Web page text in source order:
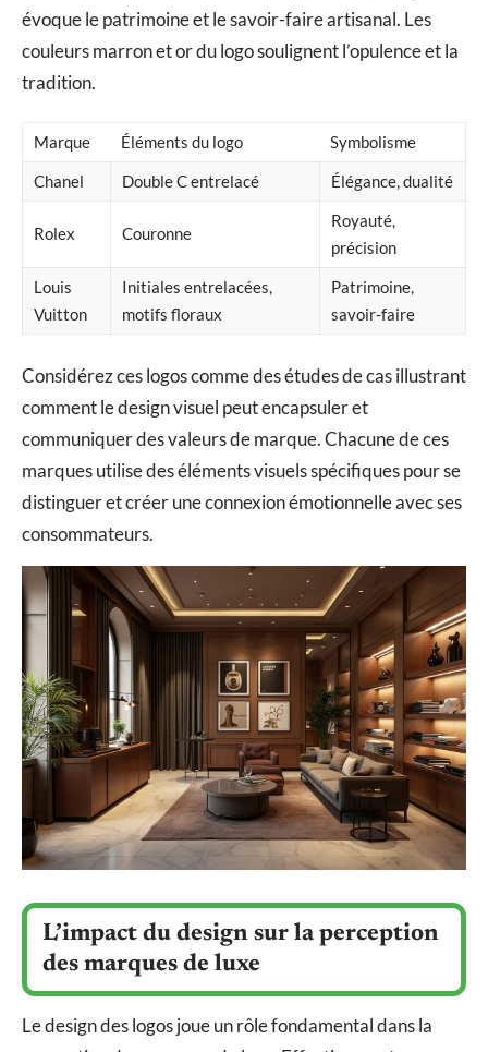
évoque le patrimoine et le savoir-faire artisanal. Les
couleurs marron et or du logo soulignent l’opulence et la
tradition.
Marque Éléments du logo
Symbolisme
Chanel
Double C entrelacé Élégance, dualité
Rolex Couronne
Royauté,
précision
Louis
Vuitton
Initiales entrelacées,
motifs floraux
Patrimoine,
savoir-faire
Considérez ces logos comme des études de cas illustrant
comment le design visuel peut encapsuler et
communiquer des valeurs de marque. Chacune de ces
marques utilise des éléments visuels spécifiques pour se
distinguer et créer une connexion émotionnelle avec ses
consommateurs.
L’impact du design sur la perception
des marques de luxe
Le design des logos joue un rôle fondamental dans la